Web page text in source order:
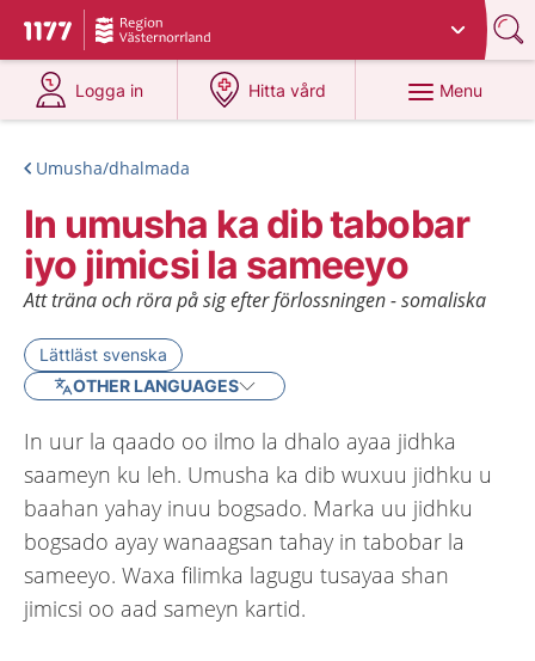
To start page for 1177
Du har valt region
Logga in
at 1177.se
Hitta vård
at 1177.se
Menu
Umusha/dhalmada
In umusha ka dib tabobar
iyo jimicsi la sameeyo
Att träna och röra på sig efter förlossningen - somaliska
Lättläst svenska
OTHER LANGUAGES
In uur la qaado oo ilmo la dhalo ayaa jidhka
saameyn ku leh. Umusha ka dib wuxuu jidhku u
baahan yahay inuu bogsado. Marka uu jidhku
bogsado ayay wanaagsan tahay in tabobar la
sameeyo. Waxa filimka lagugu tusayaa shan
jimicsi oo aad sameyn kartid.